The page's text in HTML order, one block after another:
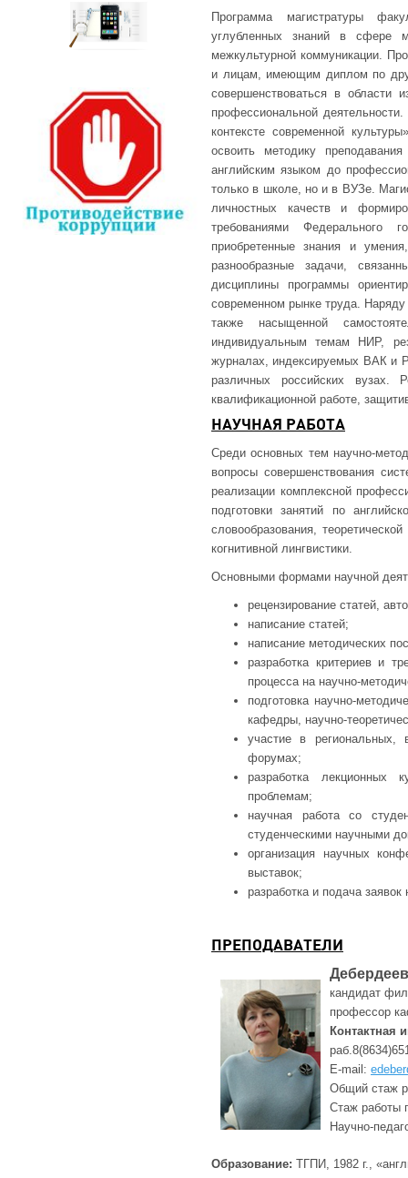
Программа магистратуры
углубленных знаний в сфере
межкультурной коммуникации.
и лицам, имеющим диплом по
совершенствоваться в области
профессиональной
контексте современной
освоить методику
английским языком до
только в школе, но и в ВУЗе.
личностных качеств и
требованиями Федерального
приобретенные знания и
разнообразные задачи,
дисциплины программы
современном рынке труда.
также насыщенной
индивидуальным темам НИР,
журналах, индексируемых ВАК и
различных российских
квалификационной работе,
НАУЧНАЯ РАБОТА
Среди основных тем научно-
вопросы совершенствования
реализации комплексной
подготовки занятий по
словообразования,
когнитивной лингвистики.
Основными формами научной
рецензирование статей,
написание статей;
написание методических
разработка критериев и
процесса на научно-
подготовка научно-
кафедры, научно-
участие в региональных,
форумах;
разработка лекционных
проблемам;
научная работа со
студенческими научными
организация научных
выставок;
разработка и подача
ПРЕПОДАВАТЕЛИ
кандидат
профессор
Контактная
E-mail:
Общий стаж
Стаж работы
Научно-
Образование: ТГПИ, 1982 г.,